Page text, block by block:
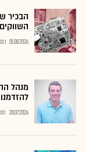
הבכיר
השווקים
01.08.2026
מנהל
28.07.2026